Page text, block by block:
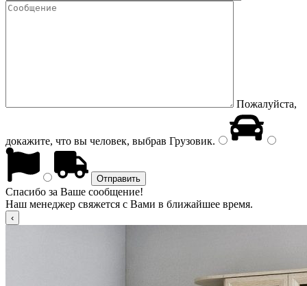
Пожалуйста,
докажите, что вы человек, выбрав Грузовик.
Спасибо за Ваше сообщение!
Наш менеджер свяжется с Вами в ближайшее время.